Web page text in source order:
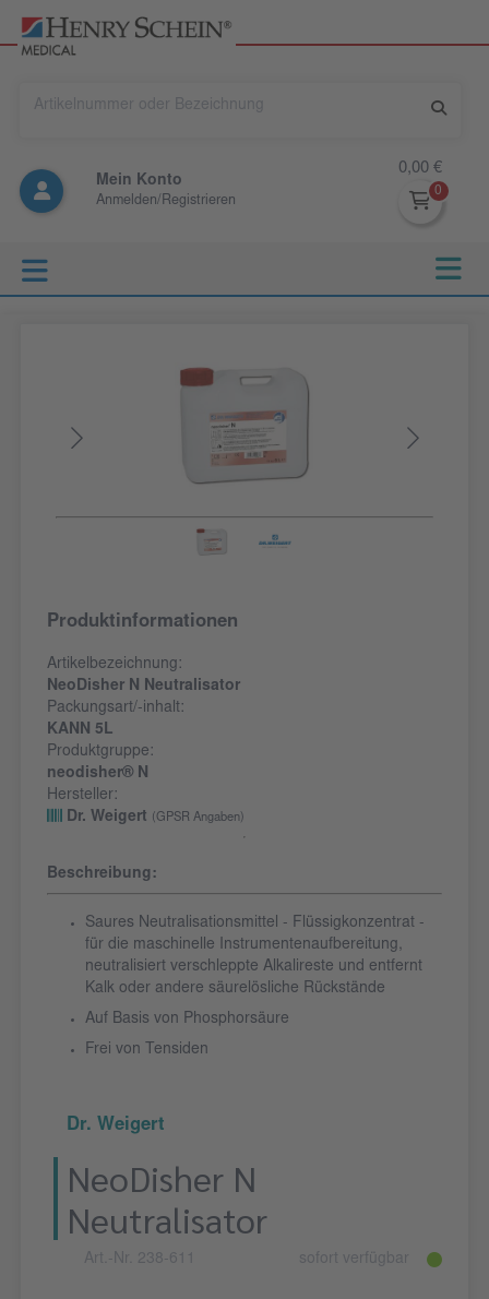
Mein Konto
Anmelden/Registrieren
0,00 €
Produktinformationen
Artikelbezeichnung:
NeoDisher N Neutralisator
Packungsart/-inhalt:
KANN 5L
Produktgruppe:
neodisher® N
Hersteller:
Dr. Weigert
(GPSR Angaben)
Beschreibung:
Saures Neutralisationsmittel - Flüssigkonzentrat -
für die maschinelle Instrumentenaufbereitung,
neutralisiert verschleppte Alkalireste und entfernt
Kalk oder andere säurelösliche Rückstände
Auf Basis von Phosphorsäure
Frei von Tensiden
Dr. Weigert
NeoDisher N
Neutralisator
Art.-Nr. 238-611 sofort verfügbar